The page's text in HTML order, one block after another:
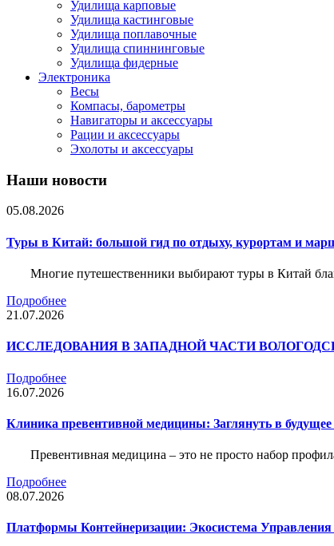
Удилища карповые
Удилища кастинговые
Удилища поплавочные
Удилища спиннинговые
Удилища фидерные
Электроника
Весы
Компасы, барометры
Навигаторы и аксессуары
Рации и аксессуары
Эхолоты и аксессуары
Наши новости
05.08.2026
Туры в Китай: большой гид по отдыху, курортам и
Многие путешественники выбирают туры в Китай
Подробнее
21.07.2026
ИССЛЕДОВАНИЯ В ЗАПАДНОЙ ЧАСТИ
Подробнее
16.07.2026
Клиника превентивной медицины: Заглянуть в будущее
Превентивная медицина – это не просто набор
Подробнее
08.07.2026
Платформы Контейнеризации: Экосистема